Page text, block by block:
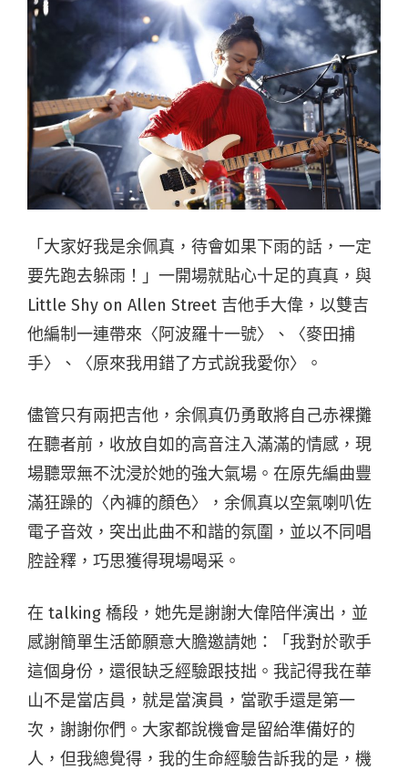
「大家好我是余佩真，待會如果下雨的話，一定
要先跑去躲雨！」一開場就貼心十足的真真，與
Little Shy on Allen Street 吉他手大偉，以雙吉
他編制一連帶來〈阿波羅十一號〉、〈麥田捕
手〉、〈原來我用錯了方式說我愛你〉。
儘管只有兩把吉他，余佩真仍勇敢將自己赤裸攤
在聽者前，收放自如的高音注入滿滿的情感，現
場聽眾無不沈浸於她的強大氣場。在原先編曲豐
滿狂躁的〈內褲的顏色〉，余佩真以空氣喇叭佐
電子音效，突出此曲不和諧的氛圍，並以不同唱
腔詮釋，巧思獲得現場喝采。
在 talking 橋段，她先是謝謝大偉陪伴演出，並
感謝簡單生活節願意大膽邀請她：「我對於歌手
這個身份，還很缺乏經驗跟技拙。我記得我在華
山不是當店員，就是當演員，當歌手還是第一
次，謝謝你們。大家都說機會是留給準備好的
人，但我總覺得，我的生命經驗告訴我的是，機